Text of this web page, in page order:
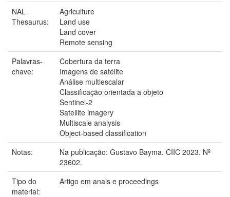
NAL
Thesaurus:
Agriculture
Land use
Land cover
Remote sensing
Palavras-
chave:
Cobertura da terra
Imagens de satélite
Análise multiescalar
Classificação orientada a objeto
Sentinel-2
Satellite imagery
Multiscale analysis
Object-based classification
Notas:
Na publicação: Gustavo Bayma. CIIC 2023. Nº
23602.
Tipo do
material:
Artigo em anais e proceedings